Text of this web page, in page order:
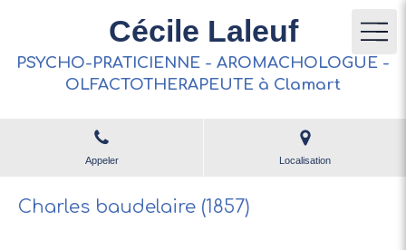
Cécile Laleuf
PSYCHO-PRATICIENNE - AROMACHOLOGUE -
OLFACTOTHERAPEUTE à Clamart
Appeler Localisation
Charles baudelaire (1857)